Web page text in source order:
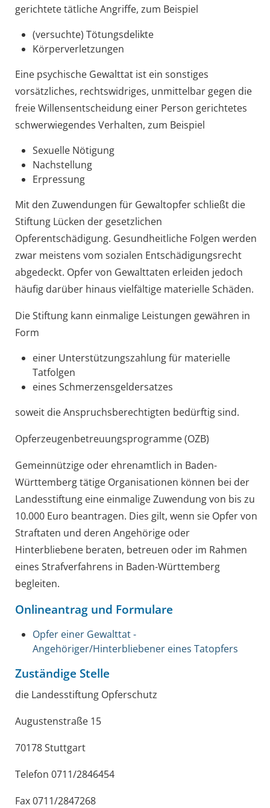
gerichtete tätliche Angriffe, zum Beispiel
(versuchte) Tötungsdelikte
Körperverletzungen
Eine psychische Gewalttat ist ein sonstiges
vorsätzliches, rechtswidriges, unmittelbar gegen die
freie Willensentscheidung einer Person gerichtetes
schwerwiegendes Verhalten, zum Beispiel
Sexuelle Nötigung
Nachstellung
Erpressung
Mit den Zuwendungen für Gewaltopfer schließt die
Stiftung Lücken der gesetzlichen
Opferentschädigung. Gesundheitliche Folgen werden
zwar meistens vom sozialen Entschädigungsrecht
abgedeckt. Opfer von Gewalttaten erleiden jedoch
häufig darüber hinaus vielfältige materielle Schäden.
Die Stiftung kann einmalige Leistungen gewähren in
Form
einer Unterstützungszahlung für materielle
Tatfolgen
eines Schmerzensgeldersatzes
soweit die Anspruchsberechtigten bedürftig sind.
Opferzeugenbetreuungsprogramme (OZB)
Gemeinnützige oder ehrenamtlich in Baden-
Württemberg tätige Organisationen können bei der
Landesstiftung eine einmalige Zuwendung von bis zu
10.000 Euro beantragen. Dies gilt, wenn sie Opfer von
Straftaten und deren Angehörige oder
Hinterbliebene beraten, betreuen oder im Rahmen
eines Strafverfahrens in Baden-Württemberg
begleiten.
Onlineantrag und Formulare
Opfer einer Gewalttat -
Angehöriger/Hinterbliebener eines Tatopfers
Zuständige Stelle
die Landesstiftung Opferschutz
Augustenstraße 15
70178 Stuttgart
Telefon 0711/2846454
Fax 0711/2847268